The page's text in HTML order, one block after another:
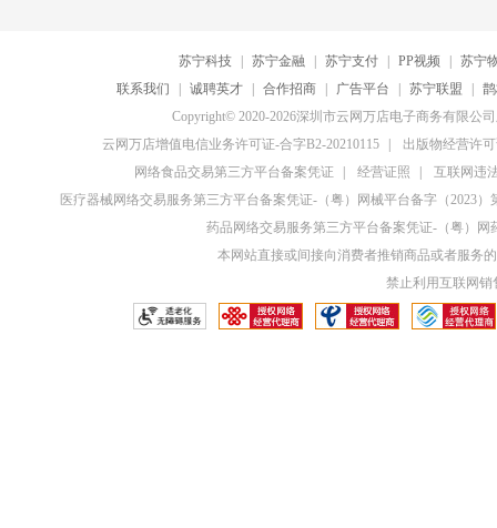
苏宁科技 苏宁金融 苏宁支付 PP视频
苏宁
联系我们
诚聘英才 合作招商 广告平台 苏宁联盟
Copyright© 2020-2026深圳市云网万店电子商务有限公
云网万店增值电信业务许可证-合字B2-20210115
出版物经营许
网络食品交易第三方平台备案凭证
经营证照
互联网违
医疗器械网络交易服务第三方平台备案凭证-（粤）网械平台备字（2023）
药品网络交易服务第三方平台备案凭证-（粤）网
本网站直接或间接向消费者推销商品或者服务
禁止利用互联网销